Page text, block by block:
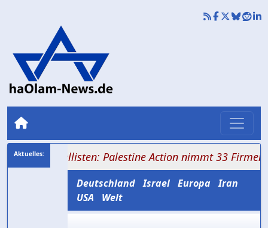
Ziellisten: Palestine Action nimmt 33 Firmen ins Visier
Deutschland Israel Europa Iran
USA
Welt